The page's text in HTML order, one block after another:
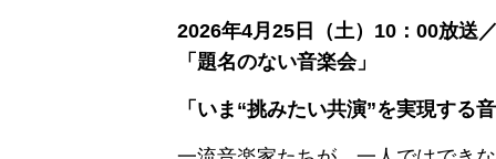
2026年4月25日（土）10：00放送
「題名のない音楽会」
「いま“挑みたい共演”を実現する